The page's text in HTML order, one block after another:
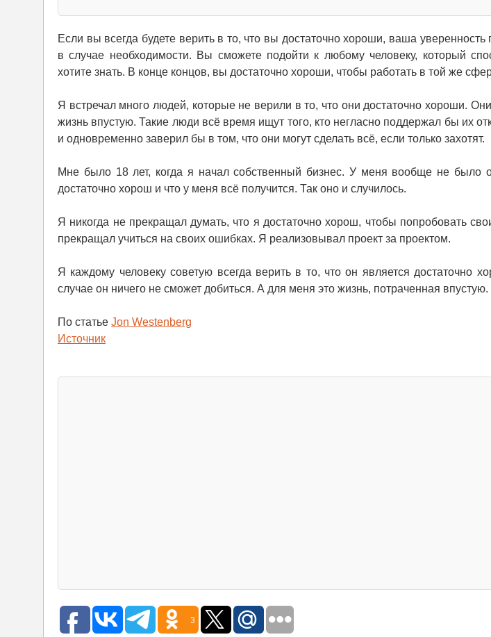
Если вы всегда будете верить в то, что вы достаточно хороши, ваша
в случае необходимости. Вы сможете подойти к любому человеку, который
хотите знать. В конце концов, вы достаточно хороши, чтобы работать в той же
Я встречал много людей, которые не верили в то, что они достаточно хороши.
жизнь впустую. Такие люди всё время ищут того, кто негласно поддержал бы их
и одновременно заверил бы в том, что они могут сделать всё, если только захотят.
Мне было 18 лет, когда я начал собственный бизнес. У меня вообще не было
достаточно хорош и что у меня всё получится. Так оно и случилось.
Я никогда не прекращал думать, что я достаточно хорош, чтобы попробовать
прекращал учиться на своих ошибках. Я реализовывал проект за проектом.
Я каждому человеку советую всегда верить в то, что он является достаточно
случае он ничего не сможет добиться. А для меня это жизнь, потраченная впустую.
По статье Jon Westenberg
Источник
3